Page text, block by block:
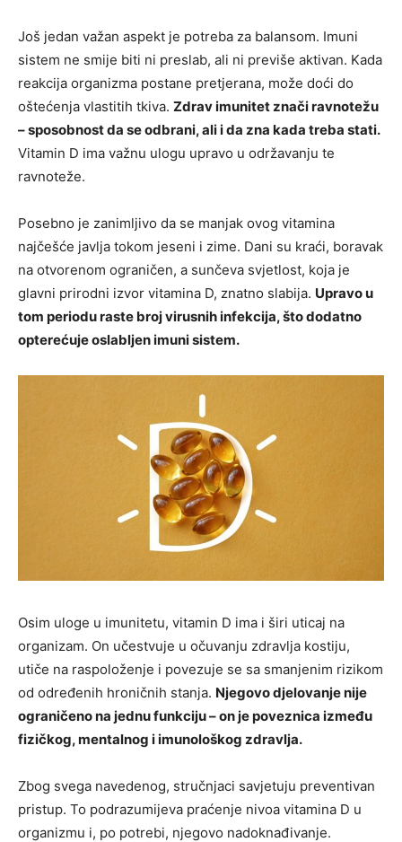
Još jedan važan aspekt je potreba za balansom. Imuni
sistem ne smije biti ni preslab, ali ni previše aktivan. Kada
reakcija organizma postane pretjerana, može doći do
oštećenja vlastitih tkiva. Zdrav imunitet znači ravnotežu
– sposobnost da se odbrani, ali i da zna kada treba stati.
Vitamin D ima važnu ulogu upravo u održavanju te
ravnoteže.
Posebno je zanimljivo da se manjak ovog vitamina
najčešće javlja tokom jeseni i zime. Dani su kraći, boravak
na otvorenom ograničen, a sunčeva svjetlost, koja je
glavni prirodni izvor vitamina D, znatno slabija. Upravo u
tom periodu raste broj virusnih infekcija, što dodatno
opterećuje oslabljen imuni sistem.
Osim uloge u imunitetu, vitamin D ima i širi uticaj na
organizam. On učestvuje u očuvanju zdravlja kostiju,
utiče na raspoloženje i povezuje se sa smanjenim rizikom
od određenih hroničnih stanja. Njegovo djelovanje nije
ograničeno na jednu funkciju – on je poveznica između
fizičkog, mentalnog i imunološkog zdravlja.
Zbog svega navedenog, stručnjaci savjetuju preventivan
pristup. To podrazumijeva praćenje nivoa vitamina D u
organizmu i, po potrebi, njegovo nadoknađivanje.